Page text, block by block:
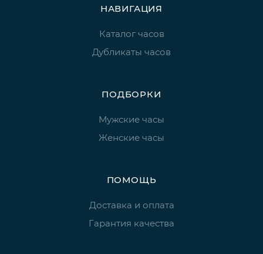
НАВИГАЦИЯ
Каталог часов
Дубликаты часов
ПОДБОРКИ
Мужские часы
Женские часы
ПОМОЩЬ
Доставка и оплата
Гарантия качества